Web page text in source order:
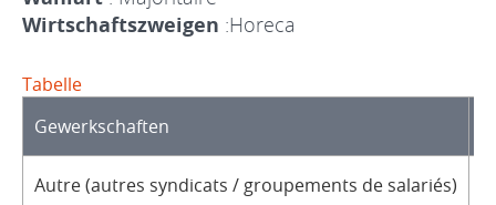
Wirtschaftszweigen :Horeca
Tabelle
Gewerkschaften
Autre (autres syndicats / groupements de salariés)